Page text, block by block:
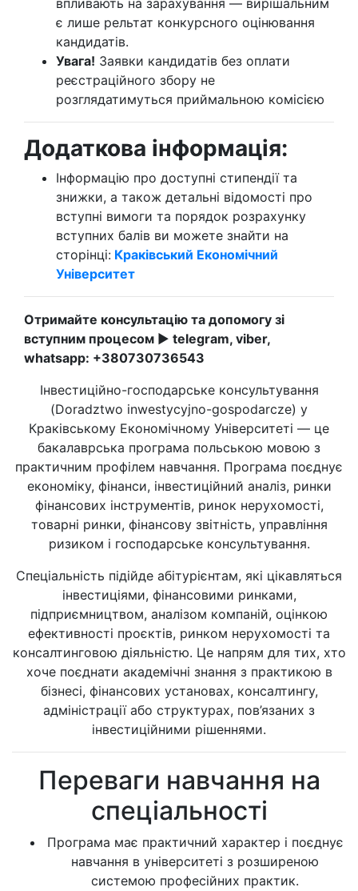
впливають на зарахування — вирішальним
є лише рельтат конкурсного оцінювання
кандидатів.
Увага! Заявки кандидатів без оплати
реєстраційного збору не
розглядатимуться приймальною комісією
Додаткова інформація:
Інформацію про доступні стипендії та
знижки, а також детальні відомості про
вступні вимоги та порядок розрахунку
вступних балів ви можете знайти на
сторінці: Краківський Економічний
Університет
Отримайте консультацію та допомогу зі
вступним процесом ► telegram, viber,
whatsapp: +380730736543
Інвестиційно-господарське консультування
(Doradztwo inwestycyjno-gospodarcze) у
Краківському Економічному Університеті — це
бакалаврська програма польською мовою з
практичним профілем навчання. Програма поєднує
економіку, фінанси, інвестиційний аналіз, ринки
фінансових інструментів, ринок нерухомості,
товарні ринки, фінансову звітність, управління
ризиком і господарське консультування.
Спеціальність підійде абітурієнтам, які цікавляться
інвестиціями, фінансовими ринками,
підприємництвом, аналізом компаній, оцінкою
ефективності проєктів, ринком нерухомості та
консалтинговою діяльністю. Це напрям для тих, хто
хоче поєднати академічні знання з практикою в
бізнесі, фінансових установах, консалтингу,
адміністрації або структурах, пов’язаних з
інвестиційними рішеннями.
Переваги навчання на
спеціальності
Програма має практичний характер і поєднує
навчання в університеті з розширеною
системою професійних практик.